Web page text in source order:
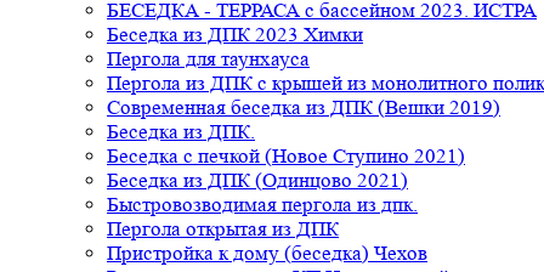
БЕСЕДКА - ТЕРРАСА с бассейном 2023. ИСТРА
Беседка из ДПК 2023 Химки
Пергола для таунхауса
Пергола из ДПК с крышей из монолитного
Современная беседка из ДПК (Вешки 2019)
Беседка из ДПК.
Беседка с печкой (Новое Ступино 2021)
Беседка из ДПК (Одинцово 2021)
Быстровозводимая пергола из дпк.
Пергола открытая из ДПК
Пристройка к дому (беседка) Чехов